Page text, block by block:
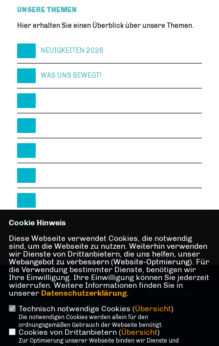
UNSERE THEMEN
Hier erhalten Sie einen Überblick über unsere Themen.
NEUIGKEITEN 2026
WAS UNS BEWEGT!
IMPRESSUM
Cookie Hinweis
Diese Webseite verwendet Cookies, die notwendig
sind, um die Webseite zu nutzen. Weiterhin verwenden
wir Dienste von Drittanbietern, die uns helfen, unser
Webangebot zu verbessern (Website-Optmierung). Für
die Verwendung bestimmter Dienste, benötigen wir
Ihre Einwilligung. Ihre Einwilligung können Sie jederzeit
widerrufen. Weitere Informationen finden Sie in
unserer Datenschutzerklärung.
Technisch notwendige Cookies (Übersicht)
Die notwendigen Cookies werden allein für den
ordnungsgemäßen Gebrauch der Webseite benötigt.
Cookies von Drittanbietern (Übersicht)
Zur Optimierung unserer Webseite binden wir Dienste und